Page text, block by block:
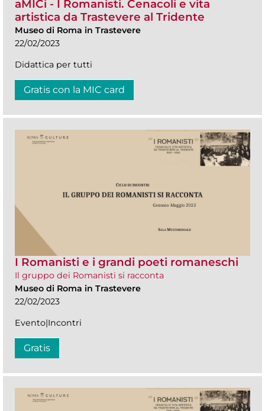
aMICi - I Romanisti. Cenacoli e vita
artistica da Trastevere al Tridente
Museo di Roma in Trastevere
22/02/2023
Didattica per tutti
Gratis con la MIC card
I Romanisti e i grandi poeti romaneschi
Il gruppo dei Romanisti si racconta
Museo di Roma in Trastevere
22/02/2023
Evento|Incontri
Gratis